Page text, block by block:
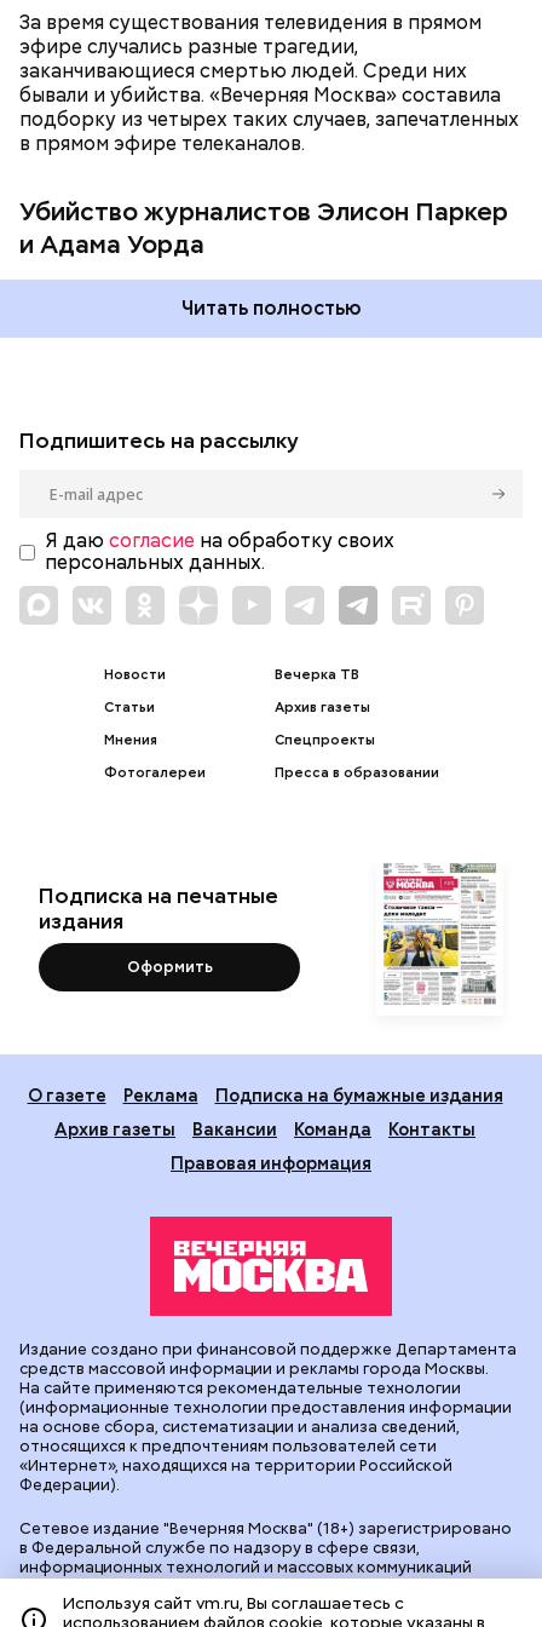
За время существования телевидения в прямом
эфире случались разные трагедии,
заканчивающиеся смертью людей. Среди них
бывали и убийства. «Вечерняя Москва» составила
подборку из четырех таких случаев, запечатленных
в прямом эфире телеканалов.
Убийство журналистов Элисон Паркер
и Адама Уорда
Фото: соцсети скриншот
Чарлстоне, которая случилась двумя месяцами
ранее. Сам Флэнаган был чернокожим, из-за чего,
по его словам, он страдал от расовой
дискриминации и издевательств на работе. Он
добавил, что Паркер однажды позволила себе
расистское высказывание в его адрес и даже его
«подсидела», а Уорд написал на него жалобу в
Читать полностью
Подпишитесь на рассылку
Я даю согласие на обработку своих
персональных данных.
Новости
Статьи
Мнения
Фотогалереи
Вечерка ТВ
Архив газеты
Спецпроекты
Пресса в образовании
Подписка на печатные
издания
Оформить
О газете Реклама
Подписка на бумажные издания
Архив газеты
Вакансии Команда
Контакты
Правовая информация
Сетевое издание "Вечерняя Москва" (18+) зарегистрировано
в Федеральной службе по надзору в сфере связи,
информационных технологий и массовых коммуникаций
90524 от 09.12.2025. Учредитель: АО "Редакция газеты
Издание создано при финансовой поддержке Департамента
средств массовой информации и рекламы города Москвы.
На сайте применяются рекомендательные технологии
(информационные технологии предоставления информации
на основе сбора, систематизации и анализа сведений,
относящихся к предпочтениям пользователей сети
«Интернет», находящихся на территории Российской
Федерации).
Используя сайт vm.ru, Вы соглашаетесь с
использованием файлов cookie, которые указаны в